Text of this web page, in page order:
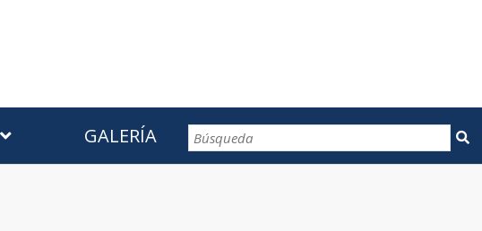
GALERÍA CONTACTOS